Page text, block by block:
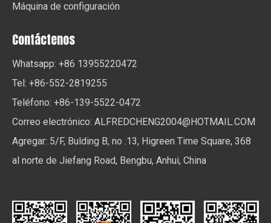
Máquina de configuración
Contáctenos
Whatsapp: +86 13955220472
Tel: +86-552-2819255
Teléfono: +86-139-5522-0472
Correo electrónico: ALFREDCHENG2004@HOTMAIL.COM
Agregar: 5/F, Bulding B, no .13, Higreen Time Square, 368
al norte de Jiefang Road, Bengbu, Anhui, China